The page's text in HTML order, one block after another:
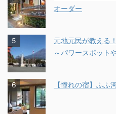
オーダー
元地元民が教える
～パワースポット
【憧れの宿】ふふ